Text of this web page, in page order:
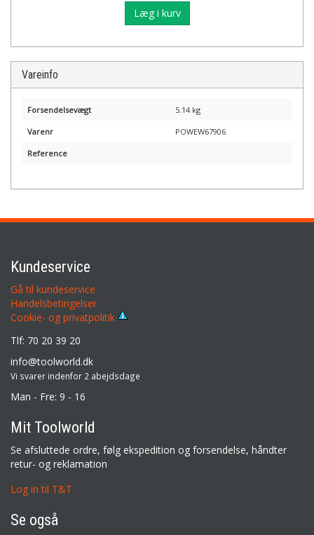
Læg i kurv
Vareinfo
Forsendelsevægt 5.14 kg
Varenr POWEW67906
Reference
Kundeservice
Gå til kundeservice
Handelsbetingelser
Cookie- og privatpolitik
Tlf: 70 20 39 20
info@toolworld.dk
Vi svarer indenfor 2 abejdsdage
Man - Fre: 9 - 16
Mit Toolworld
Se afsluttede ordre, følg ekspedition og forsendelse, håndter
retur- og reklamation
Log in til T&T
Se også